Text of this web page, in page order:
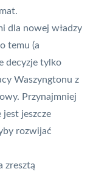
dla nowej władzy
temu (a
decyzje tylko
Waszyngtonu z
Przynajmniej
jeszcze
rozwijać
zresztą